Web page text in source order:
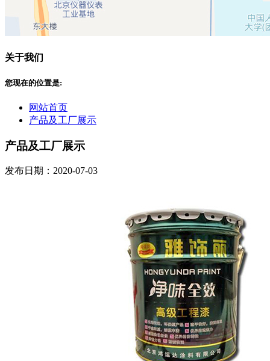
关于我们
您现在的位置是:
网站首页
产品及工厂展示
产品及工厂展示
发布日期：2020-07-03